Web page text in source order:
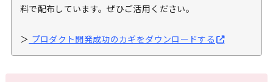
料で配布しています。ぜひご活用ください。
＞ プロダクト開発成功のカギをダウンロードする